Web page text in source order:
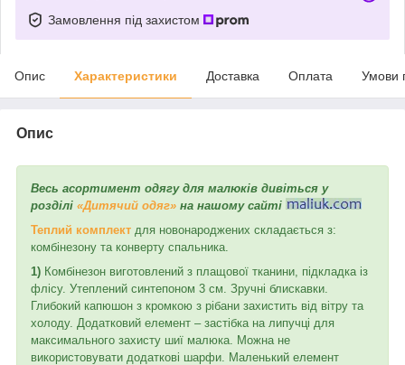
Замовлення під захистом
Опис Характеристики Доставка Оплата Умови
Опис
Весь асортимент одягу для малюків дивіться у
розділі «Дитячий одяг» на нашому сайті
Теплий комплект для новонароджених складається з:
комбінезону та конверту спальника.
1) Комбінезон виготовлений з плащової тканини, підкладка із
флісу. Утеплений синтепоном 3 см. Зручні блискавки.
Глибокий капюшон з кромкою з рібани захистить від вітру та
холоду. Додатковий елемент – застібка на липучці для
максимального захисту шиї малюка. Можна не
використовувати додаткові шарфи. Маленький елемент